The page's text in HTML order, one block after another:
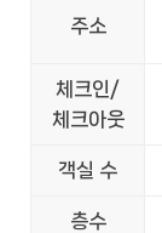
주소
체크인/
체크아웃
객실 수
층수